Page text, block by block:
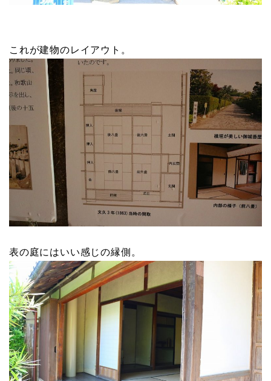
これが建物のレイアウト。
表の庭にはいい感じの縁側。